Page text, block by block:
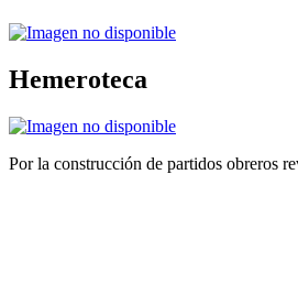
Hemeroteca
Por la construcción de partidos obreros